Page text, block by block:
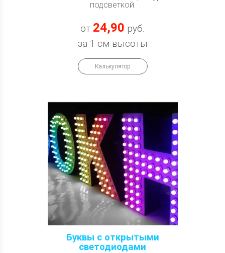
подсветкой.
от 24,90 руб.
за 1 см высоты
Калькулятор
Буквы с открытыми
светодиодами